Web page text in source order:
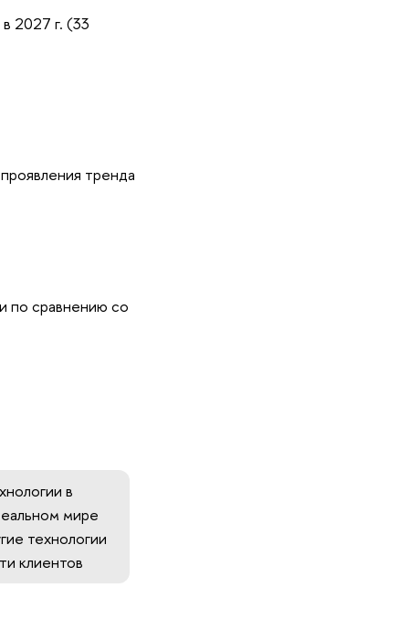
2027 г. (33
тренда
по сравнению со
в
мире
технологии
клиентов